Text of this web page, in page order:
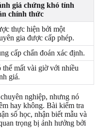
giá chứng khó tính
chính thức
thực hiện bởi một
gia được cấp phép.
cấp chẩn đoán xác định.
thể mất vài giờ với nhiều
giá.
nghiệp, nhưng nó
hay không. Bài kiểm tra
số học, nhận biết mẫu và
trọng bị ảnh hưởng bởi